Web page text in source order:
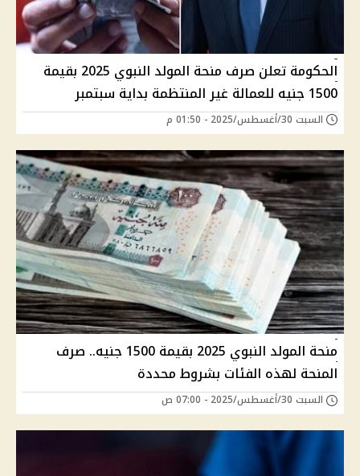
الحكومة تعلن صرف منحة المولد النبوي 2025 بقيمة
1500 جنيه للعمالة غير المنتظمة بداية سبتمبر
السبت 30/أغسطس/2025 - 01:50 م
منحة المولد النبوي 2025 بقيمة 1500 جنيه.. صرف
المنحة لهذه الفئات بشروط محددة
السبت 30/أغسطس/2025 - 07:00 ص